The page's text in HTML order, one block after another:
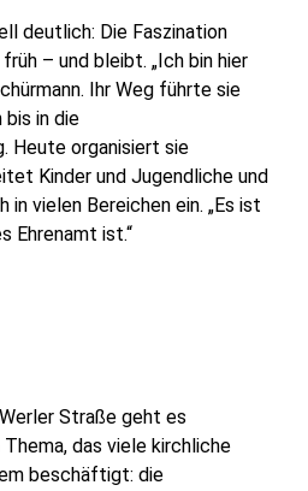
deutlich: Die Faszination
– und bleibt. „Ich bin hier
Ihr Weg führte sie
in die
Heute organisiert sie
Kinder und Jugendliche und
vielen Bereichen ein. „Es ist
Ehrenamt ist.“
Straße geht es
das viele kirchliche
beschäftigt: die